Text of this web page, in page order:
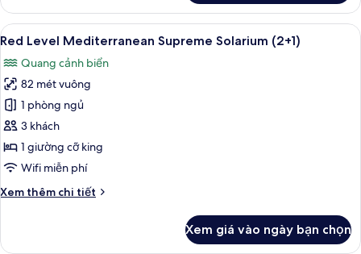
Premier
Room
With
Xem
tất
cả
ảnh
Red
Level
Mediterranean
Supreme
(2+1)
Bộ đồ giường cao cấp, minibar, két
6
Red Level Mediterranean Supreme Solarium (2+1)
Quang cảnh biển
82 mét vuông
1 phòng ngủ
3 khách
1 giường cỡ king
Wifi miễn phí
Xem thêm chi tiết
Chi
Red
Xem giá vào ngày bạn chọn